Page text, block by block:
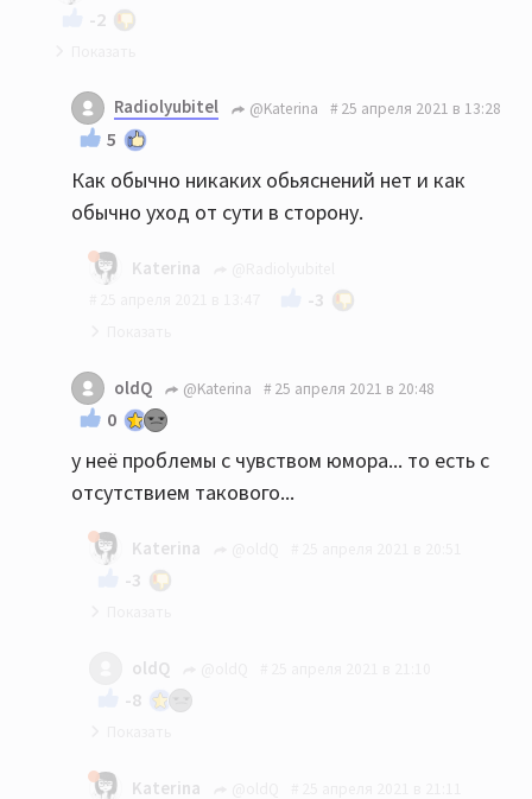
-2
В данном конкретном случае от меня никаких
объяснений не требуется.
Radiolyubitel @Katerina 25 апреля 2021 в 13:28
5
Как обычно никаких обьяснений нет и как
обычно уход от сути в сторону.
Katerina
-3
Вам показалось.
oldQ @Katerina 25 апреля 2021 в 20:48
0
у неё проблемы с чувством юмора... то есть с
отсутствием такового...
Katerina
-3
отсутствие чувства юмора к изначально
срачной теме?
oldQ
-8
это я вспоминаю ваши ответы на некоторые,
Katerina